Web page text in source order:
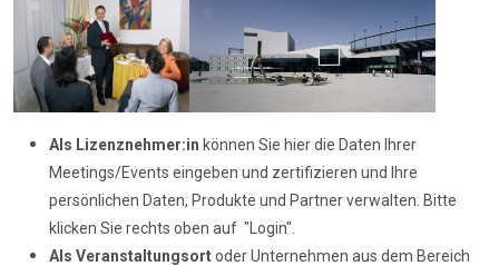
Als Lizenznehmer:in können Sie hier die Daten Ihrer
Meetings/Events eingeben und zertifizieren und Ihre
persönlichen Daten, Produkte und Partner verwalten. Bitte
klicken Sie rechts oben auf "Login".
Als Veranstaltungsortoder Unternehmen aus dem Bereich